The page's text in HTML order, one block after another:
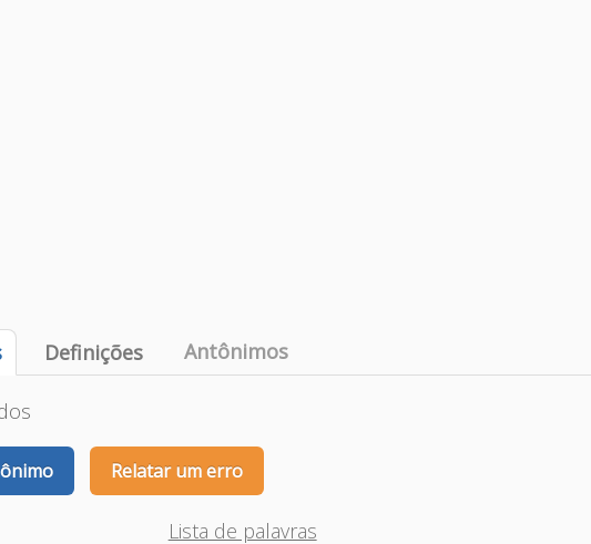
Definições Antônimos
Relatar um erro
Lista de palavras